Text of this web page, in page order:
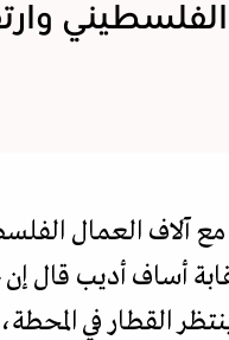
الفلسطيني
آلاف العمال
أساف أديب قال
القطار في